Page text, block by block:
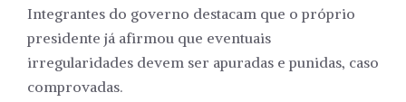
Integrantes do governo destacam que o próprio
presidente já afirmou que eventuais
irregularidades devem ser apuradas e punidas, caso
comprovadas.